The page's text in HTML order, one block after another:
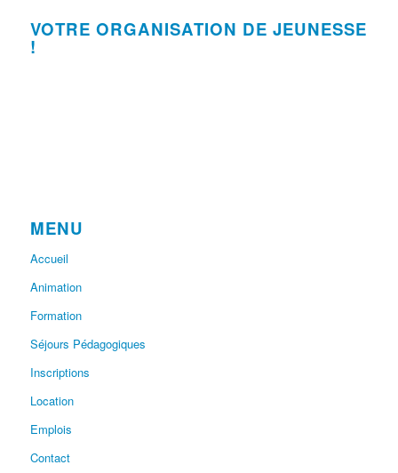
VOTRE ORGANISATION DE JEUNESSE
!
MENU
Accueil
Animation
Formation
Séjours Pédagogiques
Inscriptions
Location
Emplois
Contact